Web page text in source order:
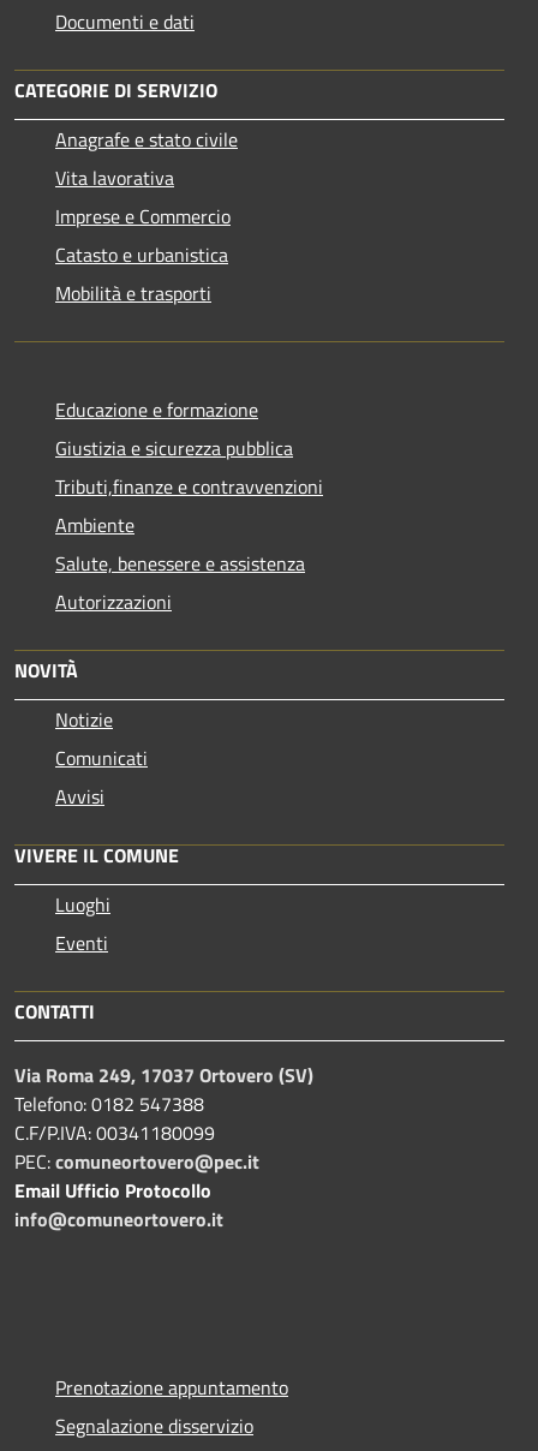
Documenti e dati
CATEGORIE DI SERVIZIO
Anagrafe e stato civile
Vita lavorativa
Imprese e Commercio
Catasto e urbanistica
Mobilità e trasporti
Educazione e formazione
Giustizia e sicurezza pubblica
Tributi,finanze e contravvenzioni
Ambiente
Salute, benessere e assistenza
Autorizzazioni
NOVITÀ
Notizie
Comunicati
Avvisi
VIVERE IL COMUNE
Luoghi
Eventi
CONTATTI
Via Roma 249, 17037 Ortovero (SV)
Telefono: 0182 547388
C.F/P.IVA: 00341180099
PEC:comuneortovero@pec.it
Email Ufficio Protocollo
info@comuneortovero.it
Prenotazione appuntamento
Segnalazione disservizio